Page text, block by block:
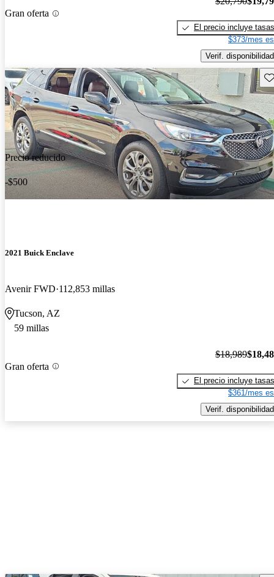
Gran oferta
El precio incluye tasas
$373/mes
Verif. disponibilidad
Precio reducido
-$500
2021 Buick Enclave
Avenir FWD 112,853 millas
Tucson, AZ
59 millas
Gran oferta
$18,989
El precio incluye tasas
$361/mes
Verif. disponibilidad